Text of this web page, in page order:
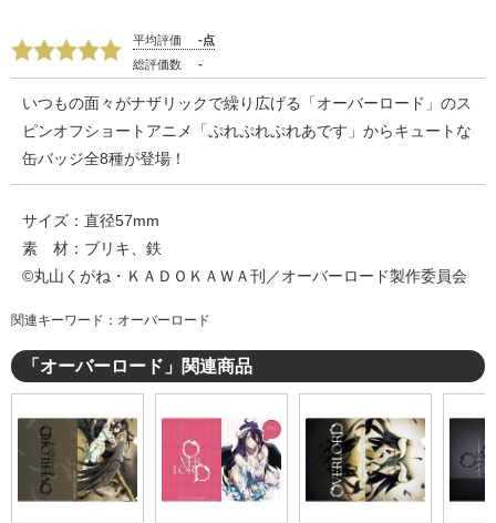
平均評価
-点
総評価数
-
いつもの面々がナザリックで繰り広げる「オーバーロード」のス
ピンオフショートアニメ「ぷれぷれぷれあです」からキュートな
缶バッジ全8種が登場！
サイズ：直径57mm
素 材：ブリキ、鉄
©丸山くがね・ＫＡＤＯＫＡＷＡ刊／オーバーロード製作委員会
関連キーワード：オーバーロード
「オーバーロード」関連商品